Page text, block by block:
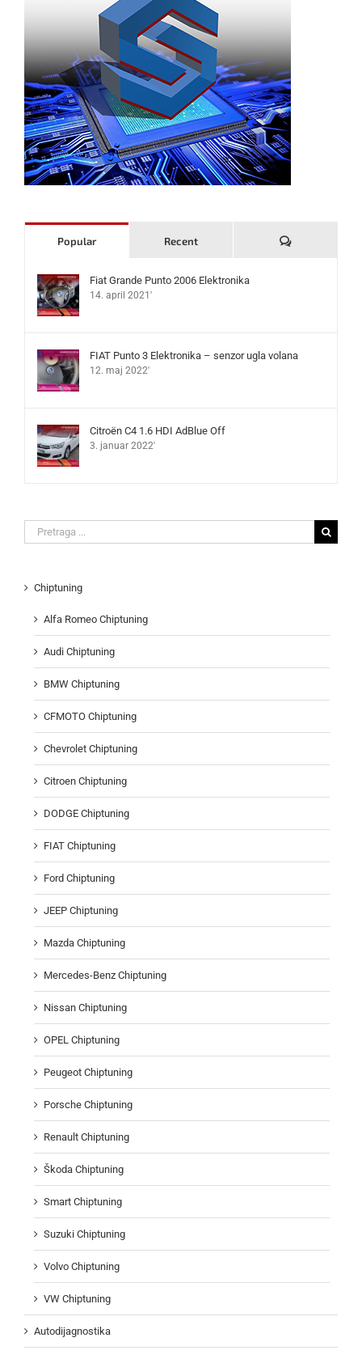
Popular Recent Komentari
Fiat Grande Punto 2006 Elektronika
14. april 2021'
FIAT Punto 3 Elektronika – senzor ugla volana
12. maj 2022'
Citroën C4 1.6 HDI AdBlue Off
3. januar 2022'
Search
for:
Chiptuning
Alfa Romeo Chiptuning
Audi Chiptuning
BMW Chiptuning
CFMOTO Chiptuning
Chevrolet Chiptuning
Citroen Chiptuning
DODGE Chiptuning
FIAT Chiptuning
Ford Chiptuning
JEEP Chiptuning
Mazda Chiptuning
Mercedes-Benz Chiptuning
Nissan Chiptuning
OPEL Chiptuning
Peugeot Chiptuning
Porsche Chiptuning
Renault Chiptuning
Škoda Chiptuning
Smart Chiptuning
Suzuki Chiptuning
Volvo Chiptuning
VW Chiptuning
Autodijagnostika